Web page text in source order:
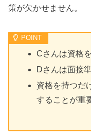
策が欠かせません。
Cさんは資格
Dさんは面接
資格を持つだ
することが重